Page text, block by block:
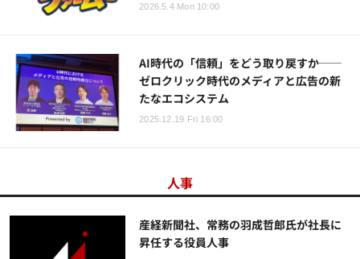
2026.5.4 Mon 10:00
AI時代の「信頼」をどう取り戻すか──
ゼロクリック時代のメディアと広告の新
たなエコシステム
2025.12.19 Fri 16:00
人事
産経新聞社、常務の羽成哲郎氏が社長に
昇任する役員人事